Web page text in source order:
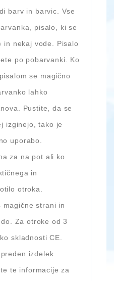
barv in barvic. Vse
pisalo, ki se
in nekaj vode. Pisalo
po pobarvanki. Ko
se magično
lahko
Pustite, da se
izginejo, tako je
uporabo.
za na pot ali ko
in
otroka.
magične strani in
Za otroke od 3
skladnosti CE.
izdelek
te informacije za